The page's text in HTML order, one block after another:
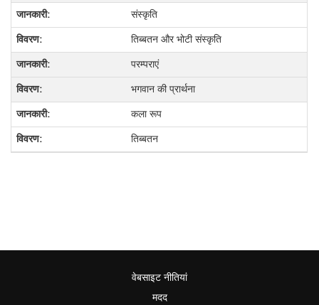
संस्कृति
तिब्बतन और भोटी संस्कृति
परम्पराएं
भगवान की प्रार्थना
कला रूप
तिब्बतन
वेबसाइट नीतियां
मदद